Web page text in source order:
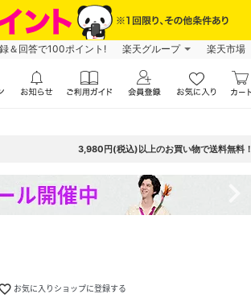
＆回答で100ポイント! 楽天グループ 楽天市場
3,980円(税込)以上のお買い物で送料無料！
お気に入りショップに登録する